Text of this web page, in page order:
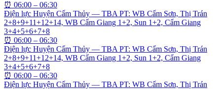
⏰ 06:00 – 06:30
Điện lực Huyện Cẩm Thủy — TBA PT: WB Cẩm Sơn, Thị Trán
2+8+9+11+12+14, WB Cẩm Giang 1+2, Sun 1+2, Cẩm Giang
3+4+5+6+7+8
⏰ 06:00 – 06:30
Điện lực Huyện Cẩm Thủy — TBA PT: WB Cẩm Sơn, Thị Trán
2+8+9+11+12+14, WB Cẩm Giang 1+2, Sun 1+2, Cẩm Giang
3+4+5+6+7+8
⏰ 06:00 – 06:30
Điện lực Huyện Cẩm Thủy — TBA PT: WB Cẩm Sơn, Thị Trán